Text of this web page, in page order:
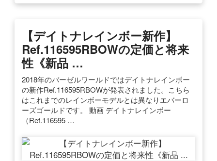
【デイトナレインボー新作】
Ref.116595RBOWの定価と将来
性《新品 …
2018年のバーゼルワールドではデイトナレインボー
の新作Ref.116595RBOWが発表されました。こちら
はこれまでのレインボーモデルとは異なりエバーロ
ーズゴールドです。 動画 デイトナレインボー
（Ref.116595 …